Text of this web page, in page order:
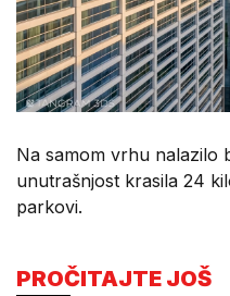
Na samom vrhu nalazilo
unutrašnjost krasila 24
parkovi.
PROČITAJTE JOŠ